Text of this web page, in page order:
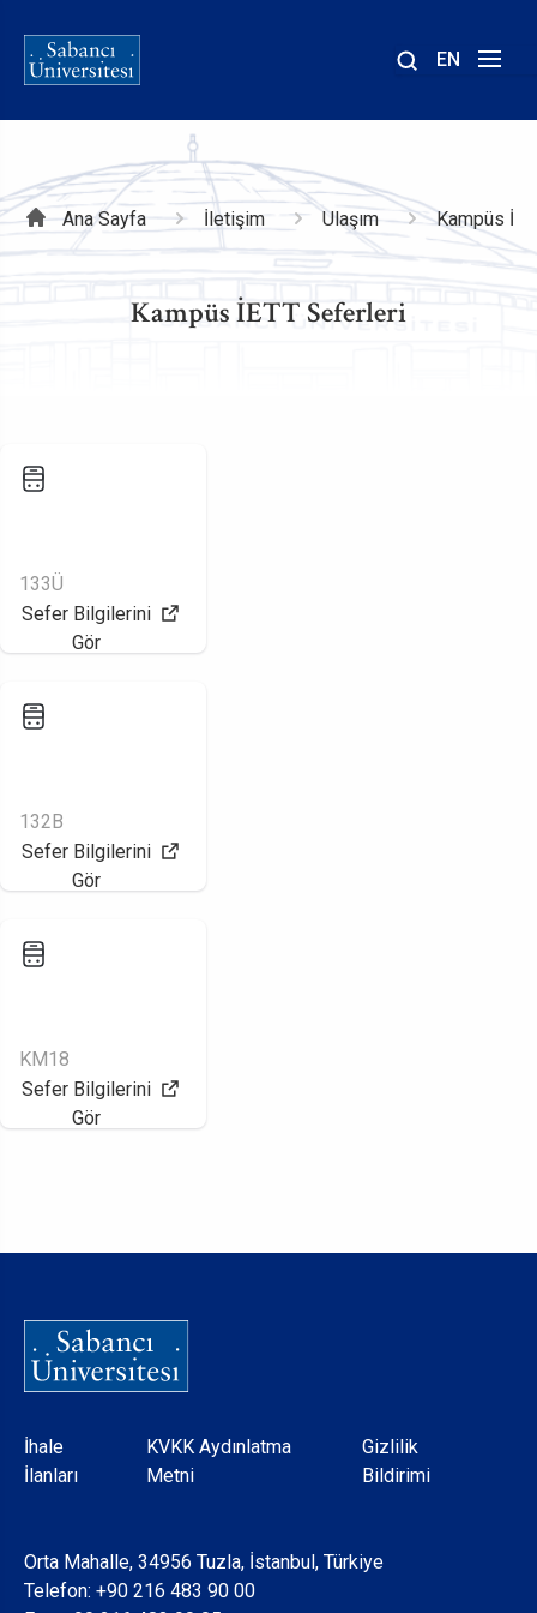
EN
Sayfa
yolu
Ana Sayfa İletişim Ulaşım Kampüs
Kampüs İETT Seferleri
133Ü
Sefer Bilgilerini
Gör
132B
Sefer Bilgilerini
Gör
KM18
Sefer Bilgilerini
Gör
Dipnot
İhale
İlanları
KVKK Aydınlatma
Metni
Gizlilik
Bildirimi
Orta Mahalle, 34956 Tuzla, İstanbul, Türkiye
Telefon: +90 216 483 90 00